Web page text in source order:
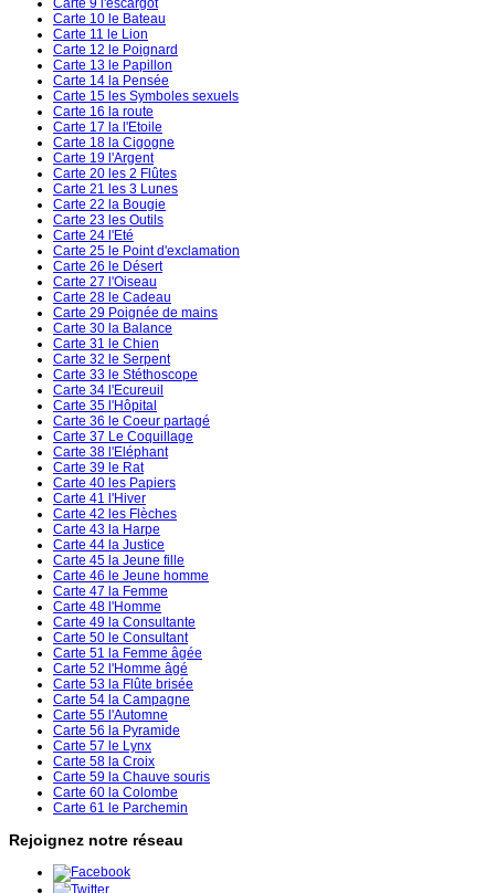
Carte 9 l'escargot
Carte 10 le Bateau
Carte 11 le Lion
Carte 12 le Poignard
Carte 13 le Papillon
Carte 14 la Pensée
Carte 15 les Symboles sexuels
Carte 16 la route
Carte 17 la l'Etoile
Carte 18 la Cigogne
Carte 19 l'Argent
Carte 20 les 2 Flûtes
Carte 21 les 3 Lunes
Carte 22 la Bougie
Carte 23 les Outils
Carte 24 l'Eté
Carte 25 le Point d'exclamation
Carte 26 le Désert
Carte 27 l'Oiseau
Carte 28 le Cadeau
Carte 29 Poignée de mains
Carte 30 la Balance
Carte 31 le Chien
Carte 32 le Serpent
Carte 33 le Stéthoscope
Carte 34 l'Ecureuil
Carte 35 l'Hôpital
Carte 36 le Coeur partagé
Carte 37 Le Coquillage
Carte 38 l'Eléphant
Carte 39 le Rat
Carte 40 les Papiers
Carte 41 l'Hiver
Carte 42 les Flèches
Carte 43 la Harpe
Carte 44 la Justice
Carte 45 la Jeune fille
Carte 46 le Jeune homme
Carte 47 la Femme
Carte 48 l'Homme
Carte 49 la Consultante
Carte 50 le Consultant
Carte 51 la Femme âgée
Carte 52 l'Homme âgé
Carte 53 la Flûte brisée
Carte 54 la Campagne
Carte 55 l'Automne
Carte 56 la Pyramide
Carte 57 le Lynx
Carte 58 la Croix
Carte 59 la Chauve souris
Carte 60 la Colombe
Carte 61 le Parchemin
Rejoignez notre réseau